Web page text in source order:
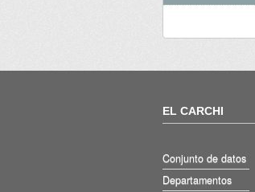
EL CARCHI
Conjunto de datos
Departamentos